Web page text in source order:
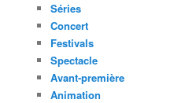
Séries
Concert
Festivals
Spectacle
Avant-première
Animation